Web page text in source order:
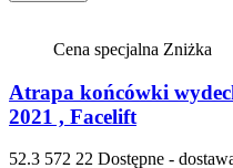
Cena specjalna Zniżka
Atrapa końcówki
2021 , Facelift
52.3 572 22 Dostępne -